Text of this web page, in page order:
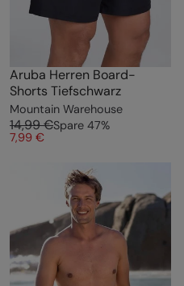
Aruba Herren Board-
Shorts Tiefschwarz
Mountain Warehouse
14,99 €Spare 47%
7,99 €